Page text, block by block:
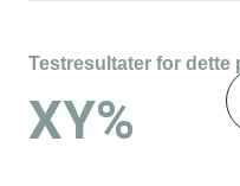
Testresultater for dette
XY%